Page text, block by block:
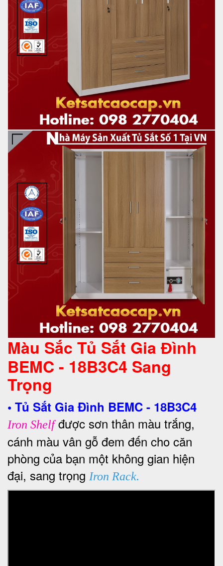
Màu Sắc Tủ Sắt Gia Đình
BEMC - 18B3C4 Sang
Trọng
• Tủ Sắt Gia Đình BEMC - 18B3C4
Iron Shelfđược sơn thân màu trắng,
cánh màu vân gỗ đem đến cho căn
phòng của bạn một không gian hiện
đại, sang trọng Iron Rack.